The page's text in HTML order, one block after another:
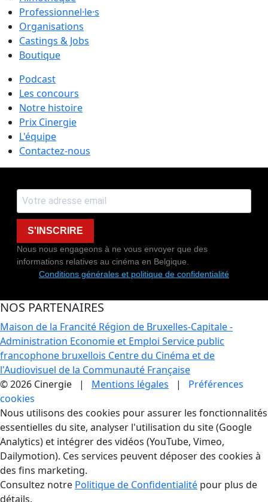
Professionnel·le·s
Organisations
Castings & Jobs
Boutique
Podcast
Les concours
Notre histoire
Prix Cinergie
L'équipe
Contactez-nous
S'INSCRIRE
Nous nous engageons à ne vous envoyer que des
informations relatives au cinéma en Belgique.
Conditions générales et politique de confidentialité
NOS PARTENAIRES
Maison de la Francité Région de Bruxelles-Capitale -
Administration Economie et Emploi Service public
francophone bruxellois Centre du Cinéma et de
l'Audiovisuel de la Communauté Française
© 2026 Cinergie | Mentions légales | Préférences
cookies
Gestion des Cookies
Nous utilisons des cookies pour assurer les fonctionnalités
essentielles du site, analyser l'utilisation du site (Google
Analytics) et intégrer des vidéos (YouTube, Vimeo,
Dailymotion). Ces services peuvent déposer des cookies à
des fins marketing.
Consultez notre Politique de Confidentialité pour plus de
détails.